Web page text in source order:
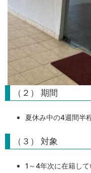
（２） 期間
夏休み中の4週間半
（３） 対象
1～4年次に在籍し